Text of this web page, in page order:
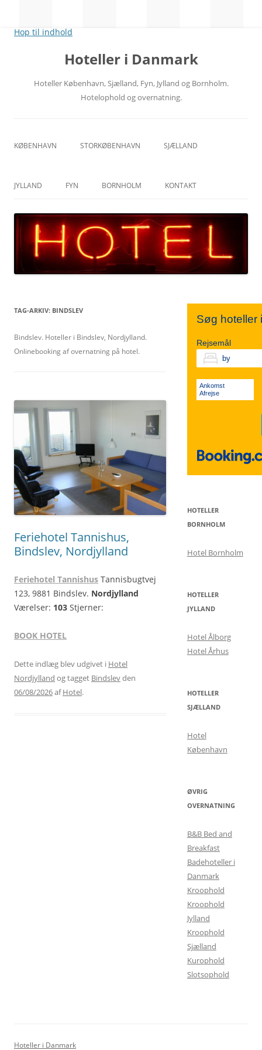
Hop til indhold
Hoteller i Danmark
Hoteller København, Sjælland, Fyn, Jylland og Bornholm.
Hotelophold og overnatning.
KØBENHAVN
CITY
RÅDHUSPLADSEN
HOVEDBANEGÅRDEN
KØBENHAVN V.
KØBENHAVN K.
STORKØBENHAVN SJÆLLAND
NORDSJÆLLAND
MIDTSJÆLLAND
VESTSJÆLLAND
JYLLAND
ÅRHUS
ÅLBORG
MIDTJYLLAND
VESTJYLLAND
SØNDERJYLLAND
FYN
ODENSE
BORNHOLM KONTAKT
TAG-ARKIV: BINDSLEV
Bindslev. Hoteller i Bindslev, Nordjylland.
Onlinebooking af overnatning på hotel.
Feriehotel Tannishus,
Bindslev, Nordjylland
Feriehotel Tannishus Tannisbugtvej
123, 9881 Bindslev. Nordjylland
Værelser: 103 Stjerner:
BOOK HOTEL
Dette indlæg blev udgivet i Hotel
Nordjylland og tagget Bindslevden
06/08/2026afHotel.
Søg hoteller
Rejsemål
Ankomst
Afrejse
HOTELLER
BORNHOLM
Hotel Bornholm
HOTELLER
JYLLAND
Hotel Ålborg
Hotel Århus
HOTELLER
SJÆLLAND
Hotel
København
ØVRIG
OVERNATNING
B&B Bed and
Breakfast
Badehoteller i
Danmark
Kroophold
Kroophold
Jylland
Kroophold
Sjælland
Kurophold
Slotsophold
Hoteller i Danmark